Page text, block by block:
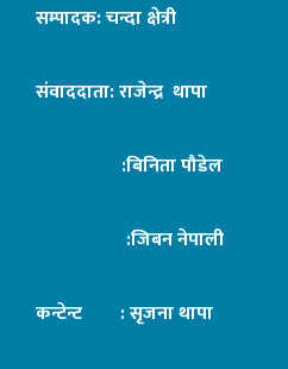
सम्पादक: चन्दा क्षेत्री
संवाददाता: राजेन्द्र थापा
:बिनिता पौडेल
:जिबन नेपाली
कन्टेन्ट : सृजना थापा